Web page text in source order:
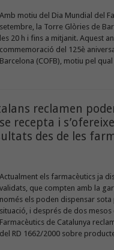
Amb motiu del Dia Mundial del
setembre, la Torre Glòries de
les 20 h i fins a mitjanit. Aquest
commemoració del 125è
Barcelona (COFB), motiu pel
reclamen
recepta i
des de les
Actualment els farmacèutics ja
validats, que compten amb la
només els poden dispensar sota
situació, i després de dos mesos
Farmacèutics de Catalunya
del RD 1662/2000 sobre